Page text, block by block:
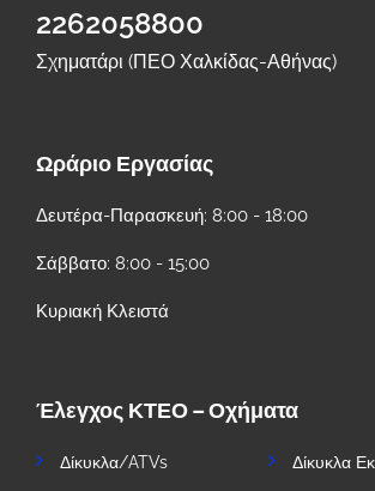
2262058800
Σχηματάρι (ΠΕΟ Χαλκίδας-Αθήνας)
Ωράριο Εργασίας
Δευτέρα-Παρασκευή: 8:00 - 18:00
Σάββατο: 8:00 - 15:00
Κυριακή Κλειστά
Έλεγχος ΚΤΕΟ – Οχήματα
Δίκυκλα/ATVs Δίκυκλα